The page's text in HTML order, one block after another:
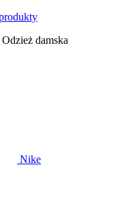
Odzież damska
Nike